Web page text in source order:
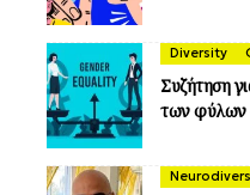
Diversity
Συζήτηση
των φύλων